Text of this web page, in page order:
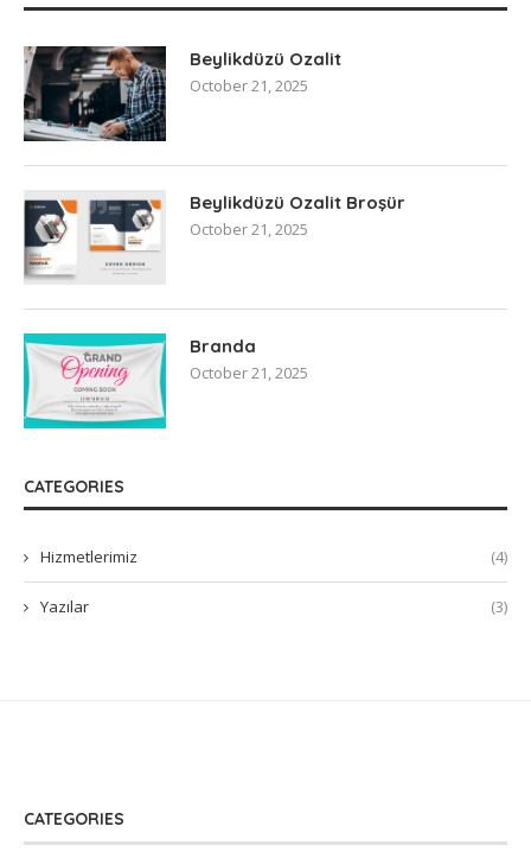
Beylikdüzü Ozalit
October 21, 2025
Beylikdüzü Ozalit Broşür
October 21, 2025
Branda
October 21, 2025
CATEGORIES
Hizmetlerimiz (4)
Yazılar (3)
CATEGORIES